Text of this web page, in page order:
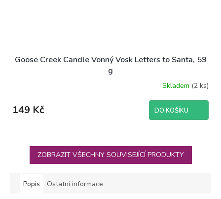
Goose Creek Candle Vonný Vosk Letters to Santa, 59
g
Skladem (2 ks)
149 Kč DO KOŠÍKU
ZOBRAZIT VŠECHNY SOUVISEJÍCÍ PRODUKTY
Popis Ostatní informace